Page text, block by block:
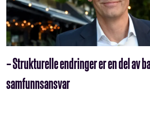
– Strukturelle endringer er en del av
samfunnsansvar